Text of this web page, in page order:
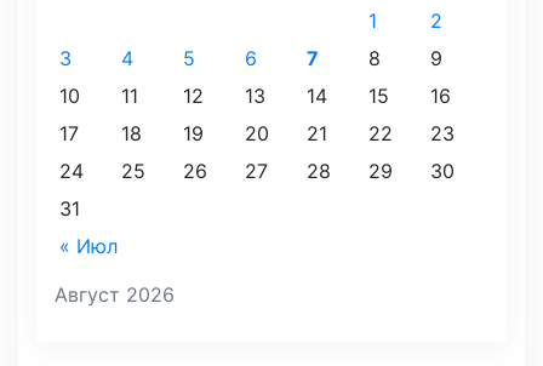
Август 2026
« Июл
1
2
3
4 5 6 7 8
9
10
11 12 13 14 15
16
17
18 19 20 21 22
23
24
25 26 27 28 29
30
31